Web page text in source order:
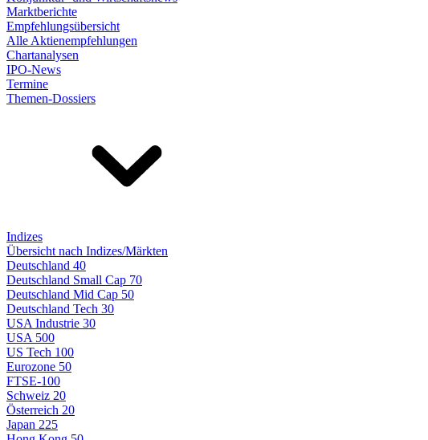
Marktberichte
Empfehlungsübersicht
Alle Aktienempfehlungen
Chartanalysen
IPO-News
Termine
Themen-Dossiers
Indizes
Übersicht nach Indizes/Märkten
Deutschland 40
Deutschland Small Cap 70
Deutschland Mid Cap 50
Deutschland Tech 30
USA Industrie 30
USA 500
US Tech 100
Eurozone 50
FTSE-100
Schweiz 20
Österreich 20
Japan 225